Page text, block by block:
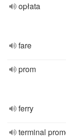
opłata
fare
prom
ferry
terminal